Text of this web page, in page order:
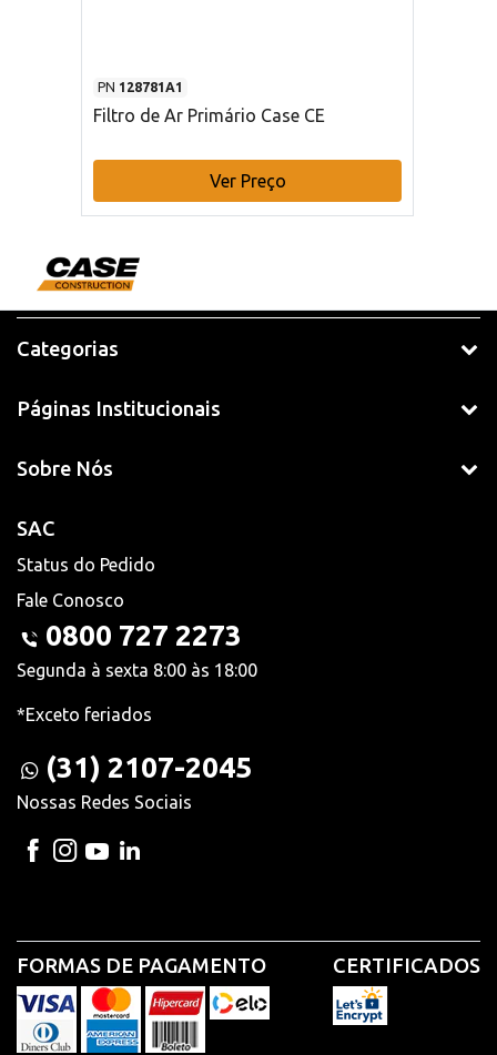
PN 128781A1
Filtro de Ar Primário Case CE
Ver Preço
Categorias
Páginas Institucionais
Sobre Nós
SAC
Status do Pedido
Fale Conosco
0800 727 2273
Segunda à sexta 8:00 às 18:00
*Exceto feriados
(31) 2107-2045
Nossas Redes Sociais
FORMAS DE PAGAMENTO CERTIFICADOS